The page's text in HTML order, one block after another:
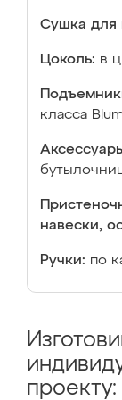
Сушка для
Цоколь: в
класса
навески,
Ручки: по
проекту: